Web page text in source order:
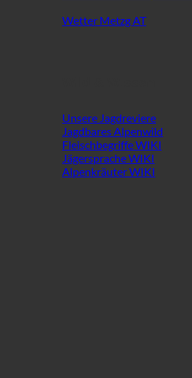
Wetter Metzg AT
Unsere Jagdreviere
Jagdbares Alpenwild
Fleischbegriffe WIKI
Jägersprache WIKI
Alpenkräuter WIKI